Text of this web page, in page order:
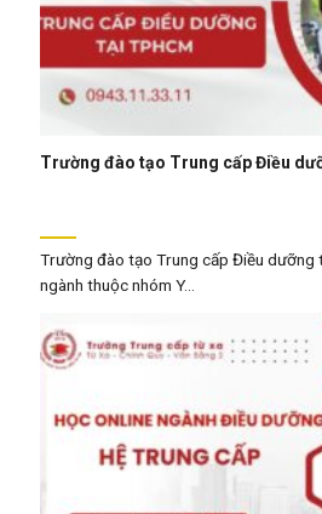
Trường đào tạo Trung cấp Điều
Trường đào tạo Trung cấp Điều dưỡng
ngành thuộc nhóm Y...